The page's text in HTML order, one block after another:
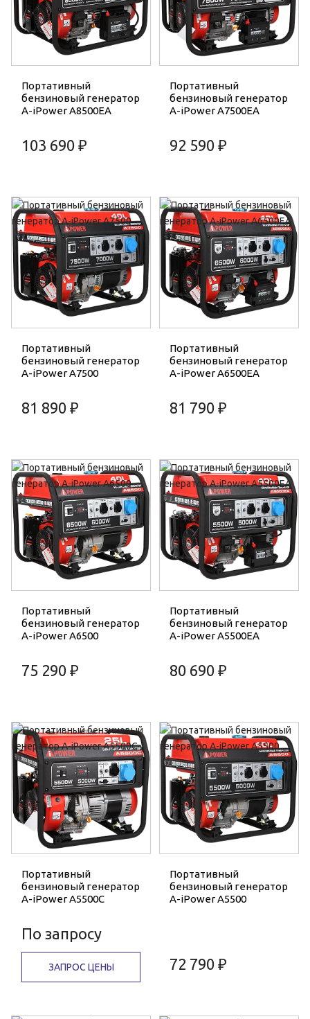
Портативный
бензиновый генератор
A-iPower A8500EA
103 690 ₽
Портативный
бензиновый генератор
A-iPower A7500EA
92 590 ₽
Портативный
бензиновый генератор
A-iPower A7500
81 890 ₽
Портативный
бензиновый генератор
A-iPower A6500EA
81 790 ₽
Портативный
бензиновый генератор
A-iPower A6500
75 290 ₽
Портативный
бензиновый генератор
A-iPower A5500EA
80 690 ₽
Портативный
бензиновый генератор
A-iPower A5500C
По запросу
ЗАПРОС ЦЕНЫ
Портативный
бензиновый генератор
A-iPower A5500
72 790 ₽